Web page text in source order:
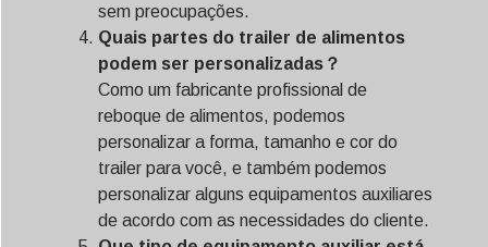
sem preocupações.
Quais partes do trailer de alimentos
podem ser personalizadas？
Como um fabricante profissional de
reboque de alimentos, podemos
personalizar a forma, tamanho e cor do
trailer para você, e também podemos
personalizar alguns equipamentos auxiliares
de acordo com as necessidades do cliente.
Slovenščina
Latviešu valoda
Dansk
Српски језик
Norsk nynorsk